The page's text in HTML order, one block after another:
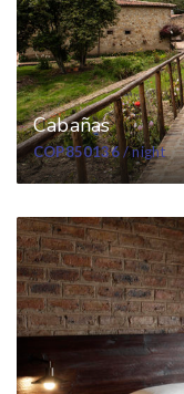
Cabañas
COP850136/ night